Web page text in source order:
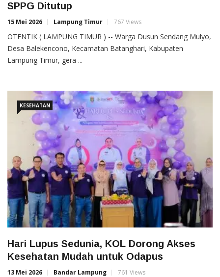
SPPG Ditutup
15 Mei 2026 Lampung Timur 767 Views
OTENTIK ( LAMPUNG TIMUR ) -- Warga Dusun Sendang Mulyo,
Desa Balekencono, Kecamatan Batanghari, Kabupaten
Lampung Timur, gera ...
KESEHATAN
Hari Lupus Sedunia, KOL Dorong Akses
Kesehatan Mudah untuk Odapus
13 Mei 2026 Bandar Lampung 761 Views